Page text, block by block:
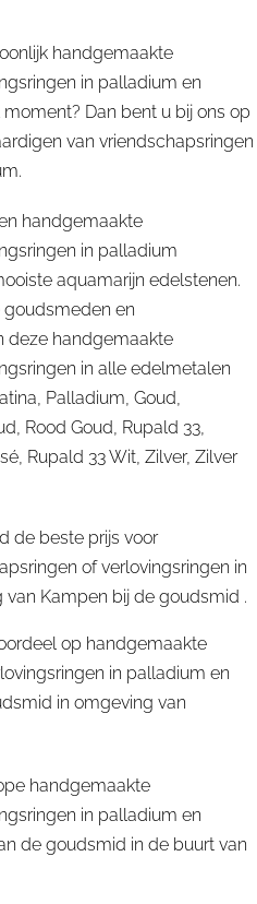
handgemaakte
in palladium en
Dan bent u bij ons op
van vriendschapsringen
handgemaakte
in palladium
aquamarijn edelstenen.
en
deze handgemaakte
in alle edelmetalen
Palladium, Goud,
Rood Goud, Rupald 33,
Rupald 33 Wit, Zilver, Zilver
de beste prijs voor
of verlovingsringen in
Kampen bij de goudsmid .
op handgemaakte
in palladium en
in omgeving van
handgemaakte
in palladium en
de goudsmid in de buurt van